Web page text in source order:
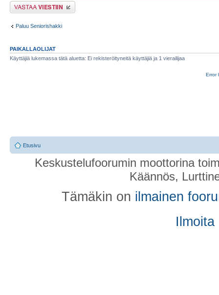
Lähetä vastaus
Paluu Seniorishakki
PAIKALLAOLIJAT
Käyttäjiä lukemassa tätä aluetta: Ei rekisteröityneitä käyttäjiä ja 1 vierailijaa
Error
Etusivu
Keskustelufoorumin moottorina
Käännös,
Tämäkin on ilmainen